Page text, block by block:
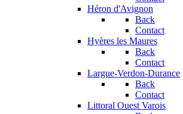
Héron d'Avignon
Back
Contact
Hyères les Maures
Back
Contact
Largue-Verdon-Durance
Back
Contact
Littoral Ouest Varois